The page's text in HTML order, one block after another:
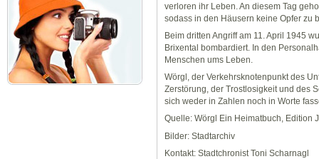
verloren ihr Leben. An diesem Tag
sodass in den Häusern keine Opfer zu
Beim dritten Angriff am 11. April 1945
Brixental bombardiert. In den
Menschen ums Leben.
Wörgl, der Verkehrsknotenpunkt des
Zerstörung, der Trostlosigkeit und des
sich weder in Zahlen noch in Worte
Quelle: Wörgl Ein Heimatbuch, Edition
Bilder: Stadtarchiv
Kontakt: Stadtchronist Toni Scharnagl